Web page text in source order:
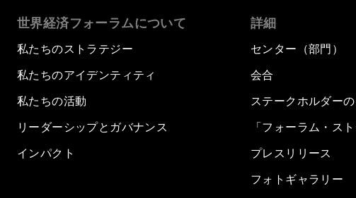
世界経済フォーラムについて
私たちのストラテジー
私たちのアイデンティティ
私たちの活動
リーダーシップとガバナンス
インパクト
詳細
センター（部門）
会合
ステークホルダー
「フォーラム・スト
プレスリリース
フォトギャラリー